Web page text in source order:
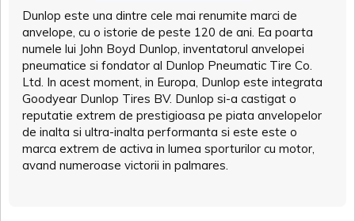
Dunlop este una dintre cele mai renumite marci de
anvelope, cu o istorie de peste 120 de ani. Ea poarta
numele lui John Boyd Dunlop, inventatorul anvelopei
pneumatice si fondator al Dunlop Pneumatic Tire Co.
Ltd. In acest moment, in Europa, Dunlop este integrata
Goodyear Dunlop Tires BV. Dunlop si-a castigat o
reputatie extrem de prestigioasa pe piata anvelopelor
de inalta si ultra-inalta performanta si este este o
marca extrem de activa in lumea sporturilor cu motor,
avand numeroase victorii in palmares.